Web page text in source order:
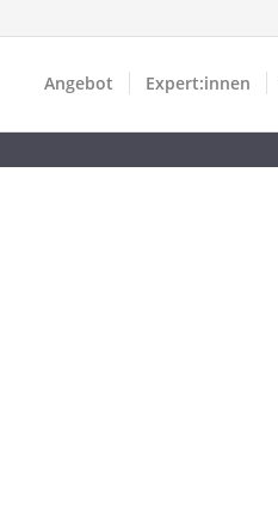
Angebot Expert:innen